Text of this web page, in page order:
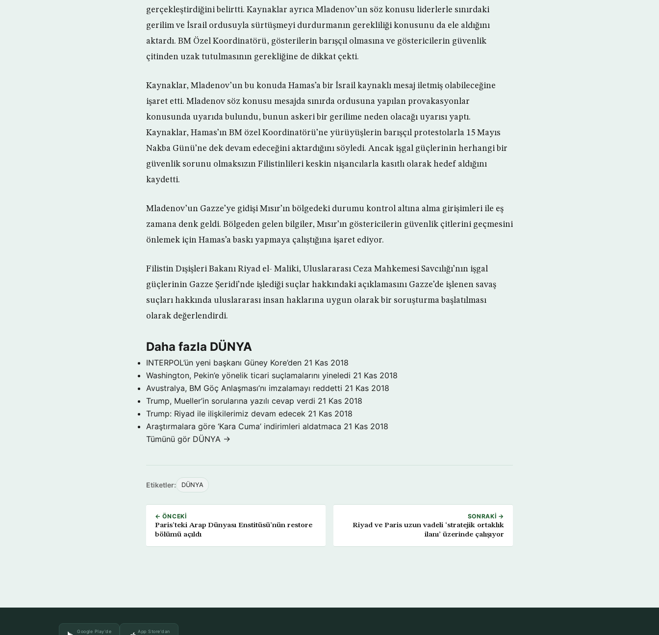
gerçekleştirdiğini belirtti. Kaynaklar ayrıca Mladenov’un söz konusu liderlerle sınırdaki
gerilim ve İsrail ordusuyla sürtüşmeyi durdurmanın gerekliliği konusunu da ele aldığını
aktardı. BM Özel Koordinatörü, gösterilerin barışçıl olmasına ve göstericilerin güvenlik
çitinden uzak tutulmasının gerekliğine de dikkat çekti.
Kaynaklar, Mladenov’un bu konuda Hamas’a bir İsrail kaynaklı mesaj iletmiş olabileceğine
işaret etti. Mladenov söz konusu mesajda sınırda ordusuna yapılan provakasyonlar
konusunda uyarıda bulundu, bunun askeri bir gerilime neden olacağı uyarısı yaptı.
Kaynaklar, Hamas’ın BM özel Koordinatörü’ne yürüyüşlerin barışçıl protestolarla 15 Mayıs
Nakba Günü’ne dek devam edeceğini aktardığını söyledi. Ancak işgal güçlerinin herhangi bir
güvenlik sorunu olmaksızın Filistinlileri keskin nişancılarla kasıtlı olarak hedef aldığını
kaydetti.
Mladenov’un Gazze’ye gidişi Mısır’ın bölgedeki durumu kontrol altına alma girişimleri ile eş
zamana denk geldi. Bölgeden gelen bilgiler, Mısır’ın göstericilerin güvenlik çitlerini geçmesini
önlemek için Hamas’a baskı yapmaya çalıştığına işaret ediyor.
Filistin Dışişleri Bakanı Riyad el- Maliki, Uluslararası Ceza Mahkemesi Savcılığı’nın işgal
güçlerinin Gazze Şeridi’nde işlediği suçlar hakkındaki açıklamasını Gazze’de işlenen savaş
suçları hakkında uluslararası insan haklarına uygun olarak bir soruşturma başlatılması
olarak değerlendirdi.
Daha fazla DÜNYA
INTERPOL’ün yeni başkanı Güney Kore’den 21 Kas 2018
Washington, Pekin’e yönelik ticari suçlamalarını yineledi 21 Kas 2018
Avustralya, BM Göç Anlaşması’nı imzalamayı reddetti 21 Kas 2018
Trump, Mueller’in sorularına yazılı cevap verdi 21 Kas 2018
Trump: Riyad ile ilişkilerimiz devam edecek 21 Kas 2018
Araştırmalara göre ‘Kara Cuma’ indirimleri aldatmaca 21 Kas 2018
Tümünü gör DÜNYA →
Etiketler: DÜNYA
← ÖNCEKI
Paris’teki Arap Dünyası Enstitüsü’nün restore
bölümü açıldı
SONRAKI →
Riyad ve Paris uzun vadeli ‘stratejik ortaklık
ilanı’ üzerinde çalışıyor
Google Play'de App Store'dan